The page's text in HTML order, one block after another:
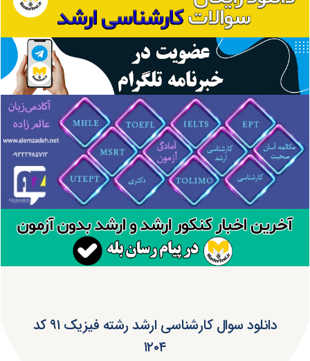
دانلود سوال کارشناسی ارشد رشته فیزیک ۹۱ کد
۱۲۰۴